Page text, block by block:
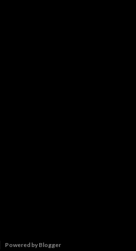
Powered by Blogger